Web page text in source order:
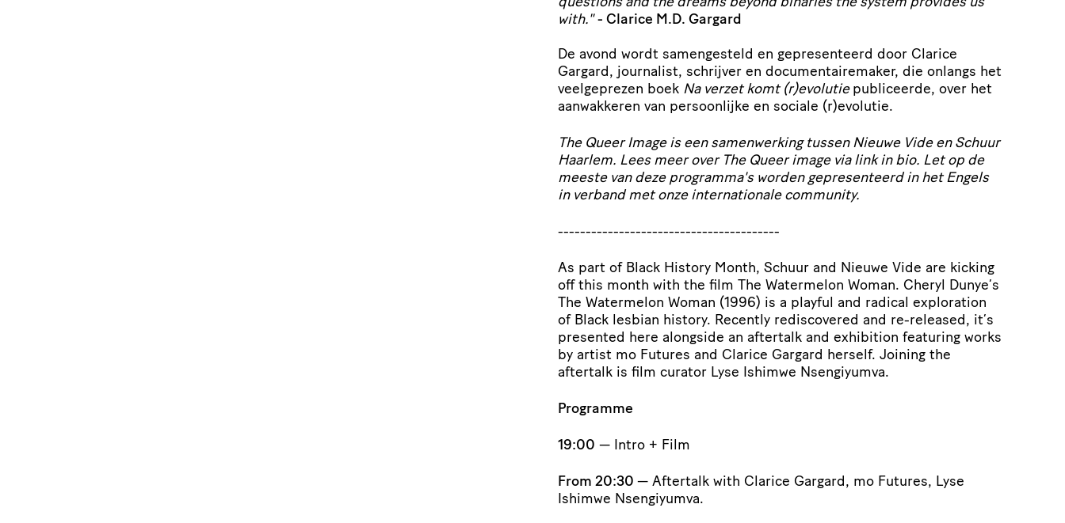
with." - Clarice M.D. Gargard
De avond wordt samengesteld en gepresenteerd door Clarice
Gargard, journalist, schrijver en documentairemaker, die onlangs het
veelgeprezen boek Na verzet komt (r)evolutiepubliceerde, over het
aanwakkeren van persoonlijke en sociale (r)evolutie.
The Queer Image is een samenwerking tussen Nieuwe Vide en Schuur
Haarlem. Lees meer over The Queer image via link in bio. Let op de
meeste van deze programma's worden gepresenteerd in het Engels
in verband met onze internationale community.
----------------------------------------
As part of Black History Month, Schuur and Nieuwe Vide are kicking
off this month with the film The Watermelon Woman. Cheryl Dunye’s
The Watermelon Woman (1996) is a playful and radical exploration
of Black lesbian history. Recently rediscovered and re-released, it’s
presented here alongside an aftertalk and exhibition featuring works
by artist mo Futures and Clarice Gargard herself. Joining the
aftertalk is film curator Lyse Ishimwe Nsengiyumva.
Programme
19:00 — Intro + Film
From 20:30 — Aftertalk with Clarice Gargard, mo Futures, Lyse
Ishimwe Nsengiyumva.